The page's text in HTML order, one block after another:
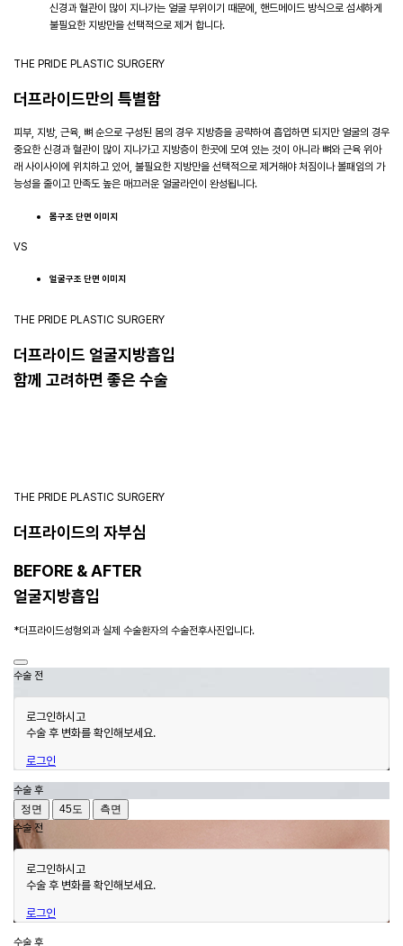
신경과 혈관이 많이 지나가는 얼굴 부위이기 때문에, 핸드메이드 방식으로 섬세하게
불필요한 지방만을 선택적으로 제거 합니다.
THE PRIDE PLASTIC SURGERY
더프라이드만의 특별함
피부, 지방, 근육, 뼈 순으로 구성된 몸의 경우 지방층을 공략하여 흡입하면 되지만얼굴의 경우
중요한 신경과 혈관이 많이 지나가고 지방층이 한곳에 모여 있는 것이 아니라 뼈와 근육 위아
래 사이사이에 위치하고 있어, 불필요한 지방만을 선택적으로 제거해야 처짐이나 볼패임의 가
능성을 줄이고 만족도 높은 매끄러운 얼굴라인이 완성됩니다.
몸구조 단면 이미지
VS
얼굴구조 단면 이미지
THE PRIDE PLASTIC SURGERY
더프라이드 얼굴지방흡입
함께 고려하면 좋은 수술
THE PRIDE PLASTIC SURGERY
더프라이드의 자부심
BEFORE & AFTER
얼굴지방흡입
*더프라이드성형외과 실제 수술환자의 수술전후사진입니다.
수술 전
로그인하시고
수술 후 변화를 확인해보세요.
로그인
수술 후
정면
45도
측면
수술 전
로그인하시고
수술 후 변화를 확인해보세요.
로그인
수술 후